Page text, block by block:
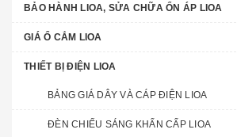
BẢO HÀNH LIOA, SỬA CHỮA ỔN ÁP LIOA
GIÁ Ổ CẮM LIOA
THIẾT BỊ ĐIỆN LIOA
BẢNG GIÁ DÂY VÀ CÁP ĐIỆN LIOA
ĐÈN CHIẾU SÁNG KHẨN CẤP LIOA